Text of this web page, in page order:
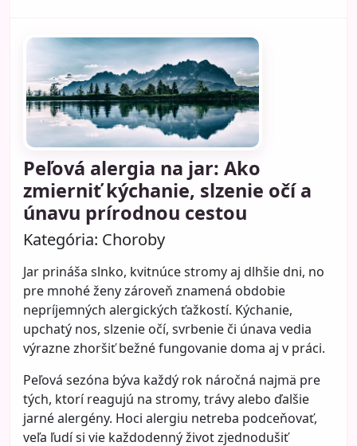
Peľová alergia na jar: Ako
zmierniť kýchanie, slzenie očí a
únavu prírodnou cestou
Kategória: Choroby
Jar prináša slnko, kvitnúce stromy aj dlhšie dni, no
pre mnohé ženy zároveň znamená obdobie
nepríjemných alergických ťažkostí. Kýchanie,
upchatý nos, slzenie očí, svrbenie či únava vedia
výrazne zhoršiť bežné fungovanie doma aj v práci.
Peľová sezóna býva každý rok náročná najmä pre
tých, ktorí reagujú na stromy, trávy alebo ďalšie
jarné alergény. Hoci alergiu netreba podceňovať,
veľa ľudí si vie každodenný život zjednodušiť